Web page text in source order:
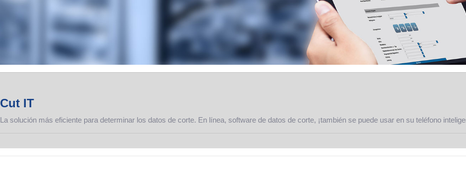
Cut IT
La solución más eficiente para determinar los datos de corte. En línea, software de datos de corte, ¡también se puede usar en su teléfono